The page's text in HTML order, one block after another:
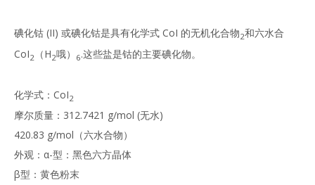
碘化钴 (II) 或碘化钴是具有化学式 CoI 的无机化合物2和六水合
CoI2 （H2哦） 6.这些盐是钴的主要碘化物。
化学式：CoI2
摩尔质量：312.7421 g/mol (无水)
420.83 g/mol（六水合物）
外观：α-型：黑色六方晶体
β型：黄色粉末